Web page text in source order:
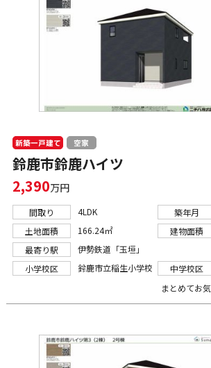
新築一戸建て 空家
鈴鹿市鈴鹿ハイツ
2,390万円
間取り 4LDK
築年月
土地面積
166.24㎡ 建物面積
最寄り駅
伊勢鉄道「玉垣」
小学校区
鈴鹿市立稲生小学校 中学校区
まとめてお